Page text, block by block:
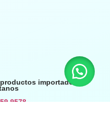
importados.
9578